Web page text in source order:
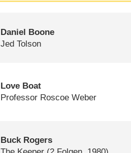
Daniel Boone
Jed Tolson
Love Boat
Professor Roscoe Weber
Buck Rogers